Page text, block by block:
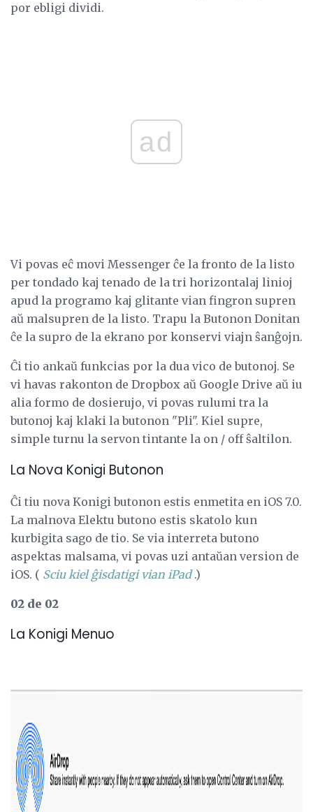
por ebligi dividi.
ad
Vi povas eĉ movi Messenger ĉe la fronto de la listo
per tondado kaj tenado de la tri horizontalaj linioj
apud la programo kaj glitante vian fingron supren
aŭ malsupren de la listo. Trapu la Butonon Donitan
ĉe la supro de la ekrano por konservi viajn ŝanĝojn.
Ĉi tio ankaŭ funkcias por la dua vico de butonoj. Se
vi havas rakonton de Dropbox aŭ Google Drive aŭ iu
alia formo de dosierujo, vi povas rulumi tra la
butonoj kaj klaki la butonon "Pli". Kiel supre,
simple turnu la servon tintante la on / off ŝaltilon.
La Nova Konigi Butonon
Ĉi tiu nova Konigi butonon estis enmetita en iOS 7.0.
La malnova Elektu butono estis skatolo kun
kurbigita sago de tio. Se via interreta butono
aspektas malsama, vi povas uzi antaŭan version de
iOS. ( Sciu kiel ĝisdatigi vian iPad.)
02 de 02
La Konigi Menuo